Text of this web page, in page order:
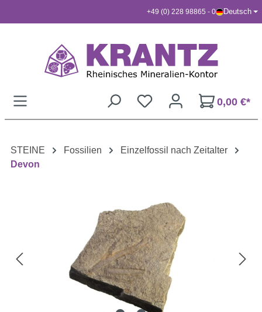
+49 (0) 228 98865 - 0 Deutsch
0,00 €*
STEINE Fossilien
Einzelfossil nach Zeitalter
Devon